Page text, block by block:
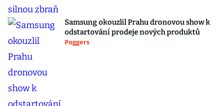
Samsung okouzlil Prahu dronovou show k
odstartování prodeje nových produktů
Poggers